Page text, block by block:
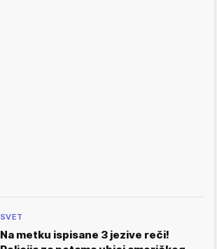
SVET
Na metku ispisane 3 jezive reči!